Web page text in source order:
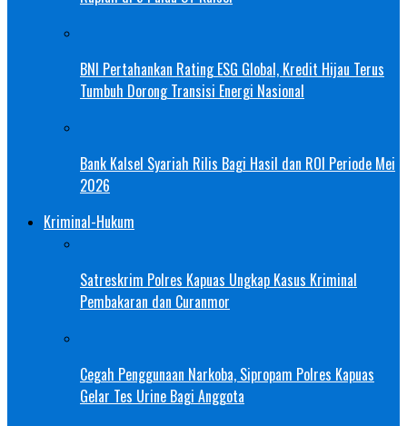
BNI Pertahankan Rating ESG Global, Kredit Hijau Terus
Tumbuh Dorong Transisi Energi Nasional
Bank Kalsel Syariah Rilis Bagi Hasil dan ROI Periode Mei
2026
Kriminal-Hukum
Satreskrim Polres Kapuas Ungkap Kasus Kriminal
Pembakaran dan Curanmor
Cegah Penggunaan Narkoba, Sipropam Polres Kapuas
Gelar Tes Urine Bagi Anggota